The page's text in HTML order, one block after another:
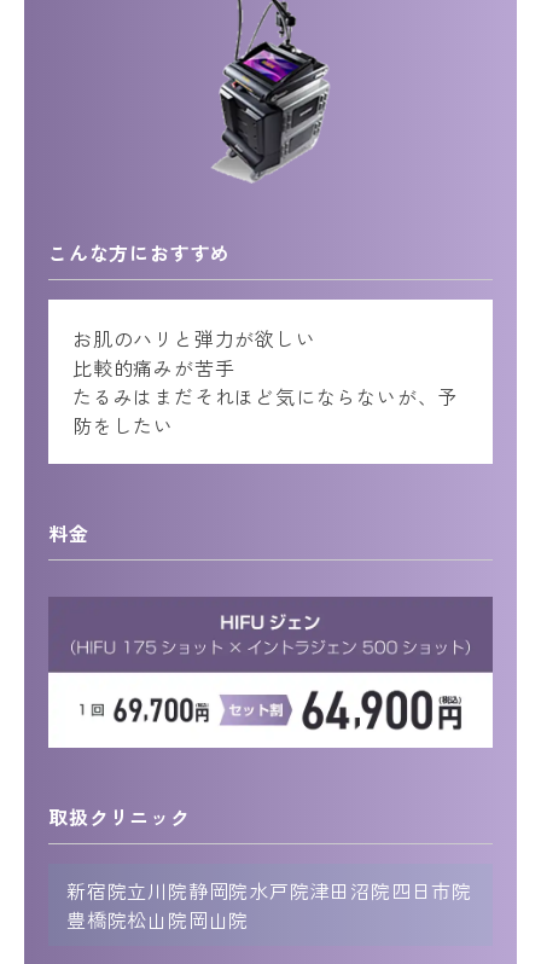
こんな方におすすめ
お肌のハリと弾力が欲しい
比較的痛みが苦手
たるみはまだそれほど気にならないが、予
防をしたい
料金
取扱クリニック
新宿院立川院静岡院水戸院津田沼院四日市院
豊橋院松山院岡山院